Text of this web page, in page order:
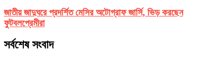
জাতীয় জাদুঘরে প্রদর্শিত মেসির অটোগ্রাফ জার্সি, ভিড় করছেন
ফুটবলপ্রেমীরা
সর্বশেষ সংবাদ